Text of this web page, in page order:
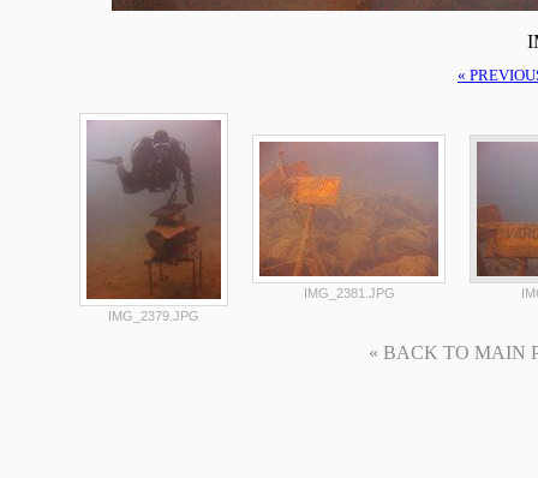
«
IMG_2379.JPG
IMG_2381.JPG
« BACK TO MAIN